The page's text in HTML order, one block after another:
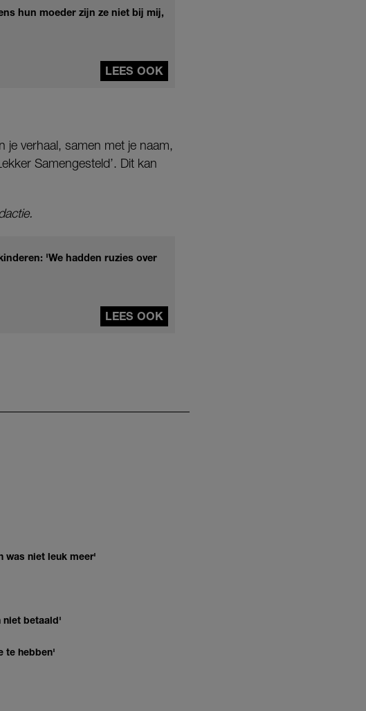
hun moeder zijn ze niet bij mij,
LEES OOK
je verhaal, samen met je naam,
Samengesteld’. Dit kan
'We hadden ruzies over
LEES OOK
was niet leuk meer'
niet betaald'
te hebben'